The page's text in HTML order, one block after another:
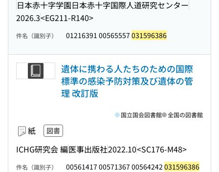
日本赤十字学園日本赤十字国際人道研究センター
2026.3<EG211-R140>
件名（識別子） 01216391 00565557 031596386
遺体に携わる人たちのための国際
標準の感染予防対策及び遺体の管
理 改訂版
紙 図書
ICHG研究会 編医事出版社2022.10<SC176-M48>
国立国会図書館 全国の図書館
件名（識別子） 00561417 00571367 00564242 031596386